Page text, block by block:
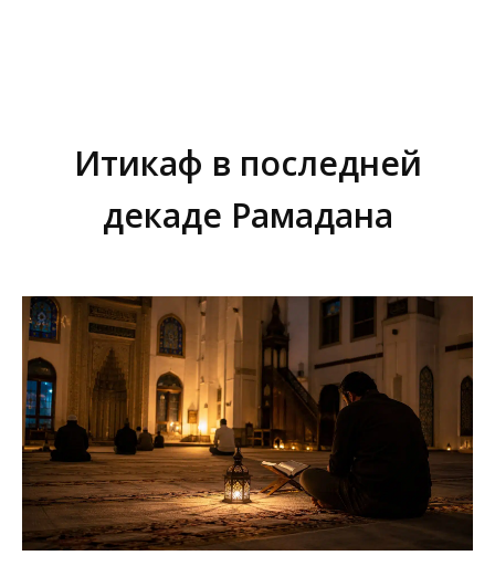
Итикаф в последней
декаде Рамадана